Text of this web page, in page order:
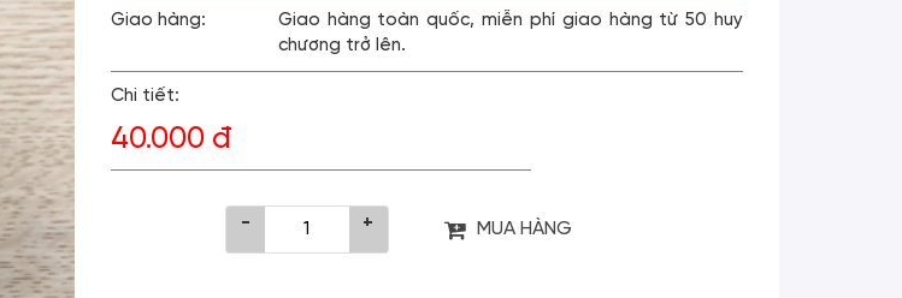
Giao hàng:
Giao hàng toàn quốc, miễn phí giao hàng từ 50 huy
chương trở lên.
Chi tiết:
40.000 đ
- + MUA HÀNG